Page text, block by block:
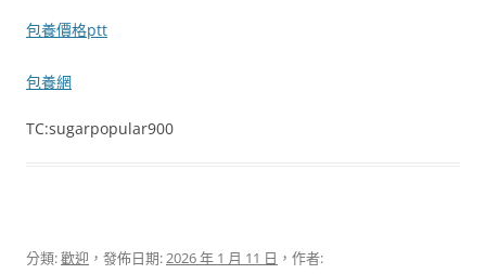
包養價格ptt
包養網
TC:sugarpopular900
分類:歡迎 ，發佈日期:2026 年 1 月 11 日 ，作者: